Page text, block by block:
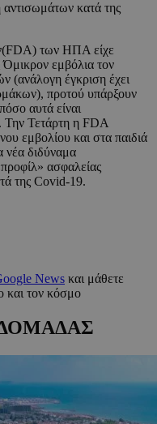
κατά της
των ΗΠΑ είχε
Όμικρον εμβόλια τον
(ανάλογη έγκριση έχει
προτού υπάρξουν
αυτά είναι
Τετάρτη η FDA
εμβολίου και στα παιδιά
νέα διδύναμα
ασφαλείας
της Covid-19.
News και μάθετε
και τον κόσμο